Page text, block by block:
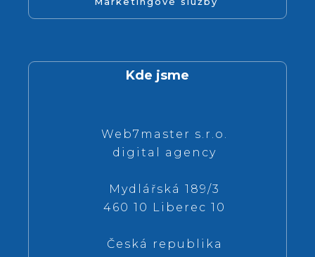
Kde jsme
Web7master s.r.o.
digital agency
Mydlářská 189/3
460 10 Liberec 10
Česká republika